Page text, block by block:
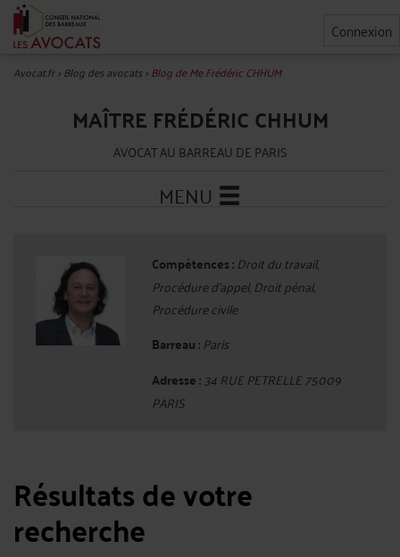
Connexion
Avocat.fr>Blog des avocats>Blog de Me Frédéric CHHUM
MAÎTRE FRÉDÉRIC CHHUM
AVOCAT AU BARREAU DE PARIS
MENU
Compétences : Droit du travail,
Procédure d'appel, Droit pénal,
Procédure civile
Barreau : Paris
Adresse :34 RUE PETRELLE 75009
PARIS
Résultats de votre
recherche